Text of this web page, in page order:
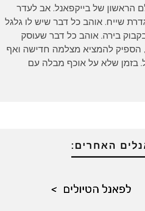
הראשון של בייקפאנל. אב לעדר
שייח. אוהב כל דבר שיש לו גלגל
בקבוק בירה. אוהב כל דבר שעוסק
הספיק להמציא מצלמה חדישה ואף
בזמן שלא על אוכף מבלה עם
האחרים: